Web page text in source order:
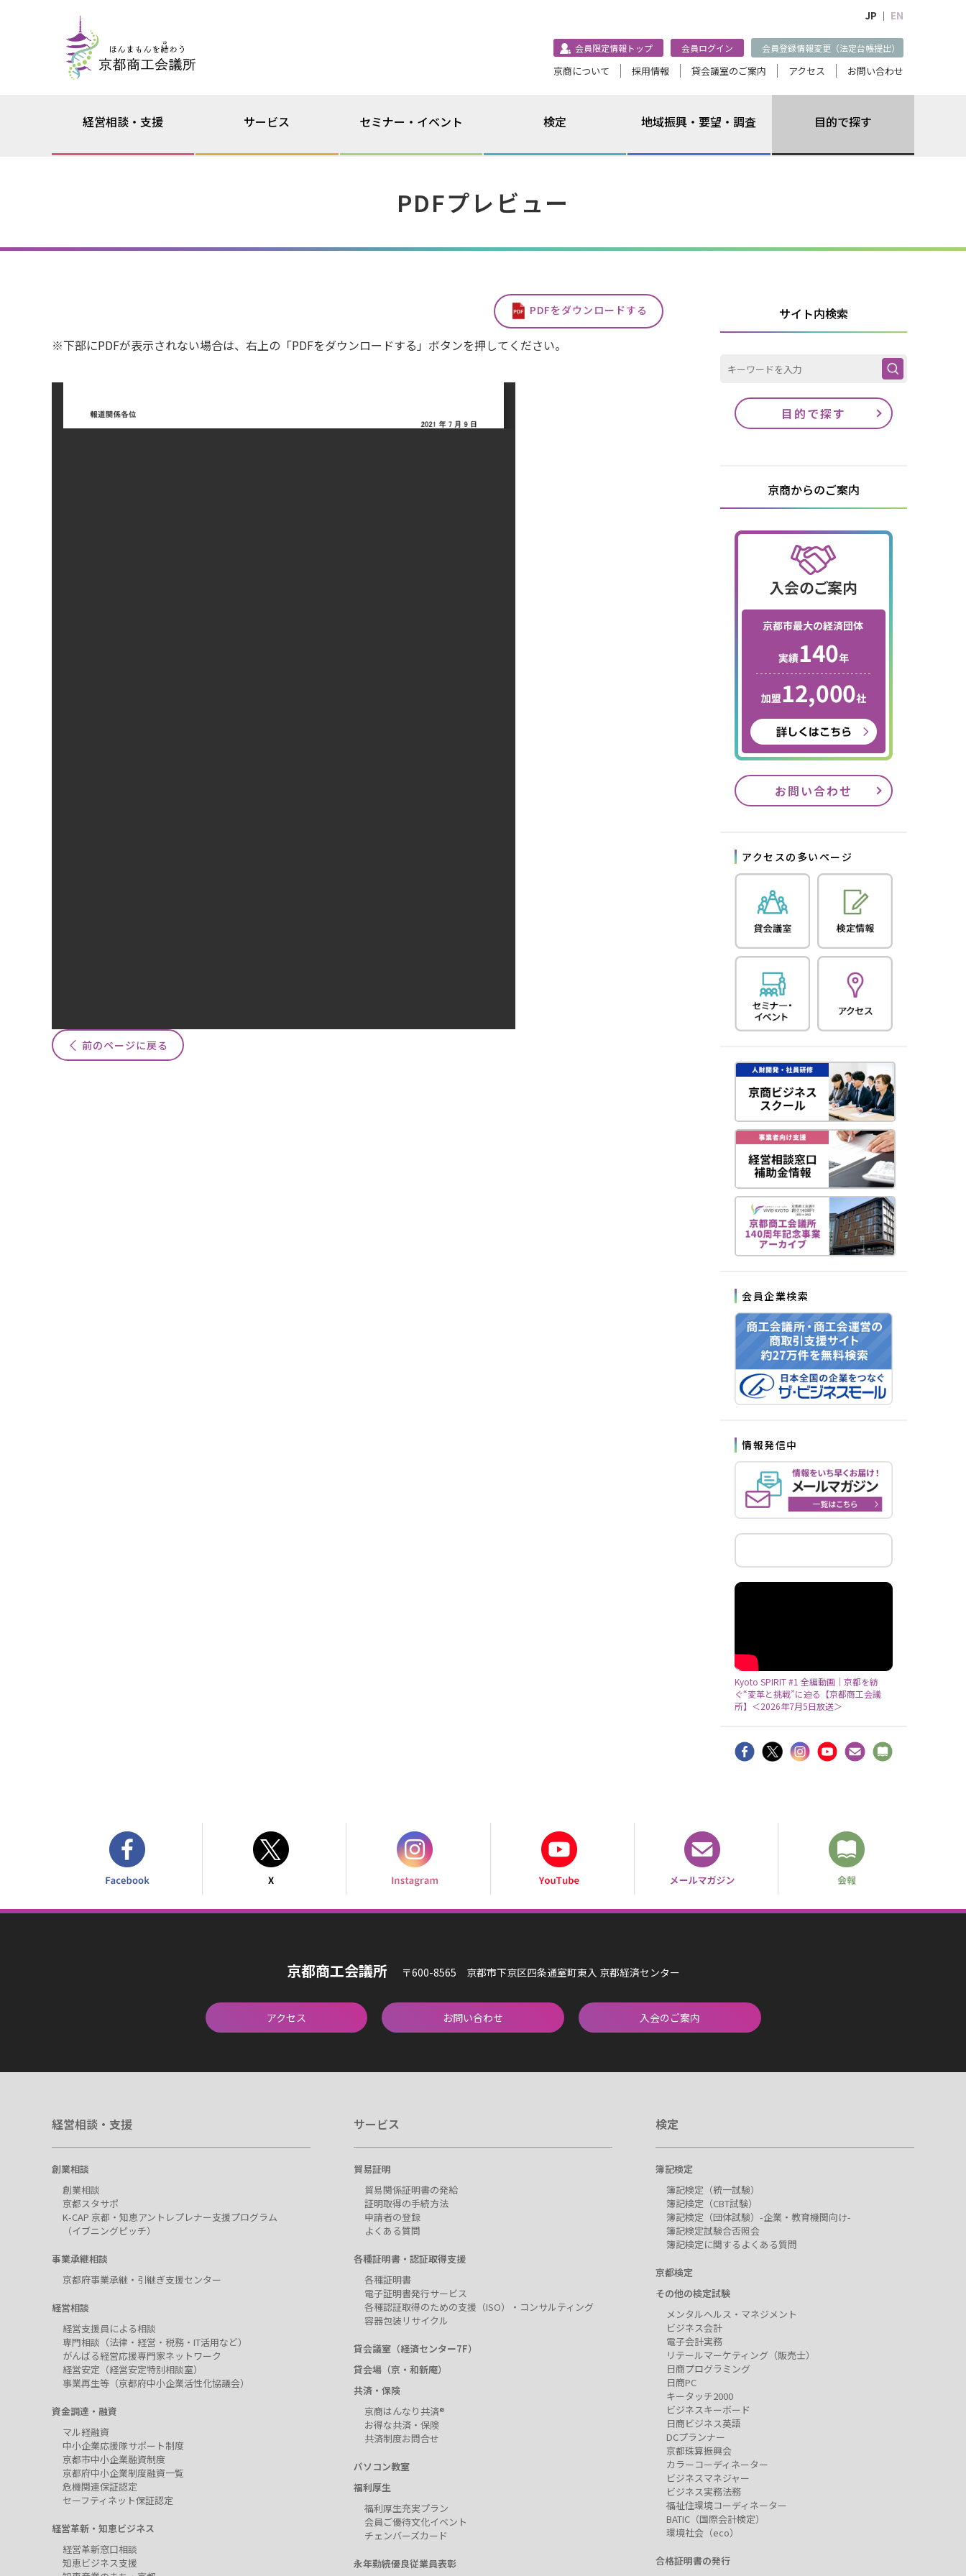
JP ｜ EN
会員限定情報トップ 会員ログイン 会員登録情報変更（法定台帳提出）
京商について 採用情報 貸会議室のご案内 アクセス お問い合わせ
経営相談・支援 サービス セミナー・イベント 検定 地域振興・要望・調査 目的で探す
PDFプレビュー
PDFをダウンロードする
※下部にPDFが表示されない場合は、右上の「PDFをダウンロードする」ボタンを押してください。
前のページに戻る
サイト内検索
目的で探す
京商からのご案内
お問い合わせ
アクセスの多いページ
会員企業検索
情報発信中
Kyoto SPIRIT #1 全編動画｜京都を紡
ぐ“変革と挑戦”に迫る【京都商工会議
所】＜2026年7月5日放送＞
京都商工会議所 〒600-8565 京都市下京区四条通室町東入 京都経済センター
アクセス お問い合わせ 入会のご案内
経営相談・支援
創業相談
創業相談
京都スタサポ
K-CAP 京都・知恵アントレプレナー支援プログラム
（イブニングピッチ）
事業承継相談
京都府事業承継・引継ぎ支援センター
経営相談
経営支援員による相談
専門相談（法律・経営・税務・IT活用など）
がんばる経営応援専門家ネットワーク
経営安定（経営安定特別相談室）
事業再生等（京都府中小企業活性化協議会）
資金調達・融資
マル経融資
中小企業応援隊サポート制度
京都市中小企業融資制度
京都府中小企業制度融資一覧
危機関連保証認定
セーフティネット保証認定
経営革新・知恵ビジネス
経営革新窓口相談
知恵ビジネス支援
サービス
貿易証明
貿易関係証明書の発給
証明取得の手続方法
申請者の登録
よくある質問
各種証明書・認証取得支援
各種証明書
電子証明書発行サービス
各種認証取得のための支援（ISO）・コンサルティング
容器包装リサイクル
貸会議室（経済センター7F）
貸会場（京・和新庵）
共済・保険
京商はんなり共済®
お得な共済・保険
共済制度お問合せ
パソコン教室
福利厚生
福利厚生充実プラン
会員ご優待文化イベント
チェンバーズカード
永年勤続優良従業員表彰
検定
簿記検定
簿記検定（統一試験）
簿記検定（CBT試験）
簿記検定（団体試験）-企業・教育機関向け-
簿記検定試験合否照会
簿記検定に関するよくある質問
京都検定
その他の検定試験
メンタルヘルス・マネジメント
ビジネス会計
電子会計実務
リテールマーケティング（販売士）
日商プログラミング
日商PC
キータッチ2000
ビジネスキーボード
日商ビジネス英語
DCプランナー
京都珠算振興会
カラーコーディネーター
ビジネスマネジャー
ビジネス実務法務
福祉住環境コーディネーター
BATIC（国際会計検定）
環境社会（eco）
合格証明書の発行